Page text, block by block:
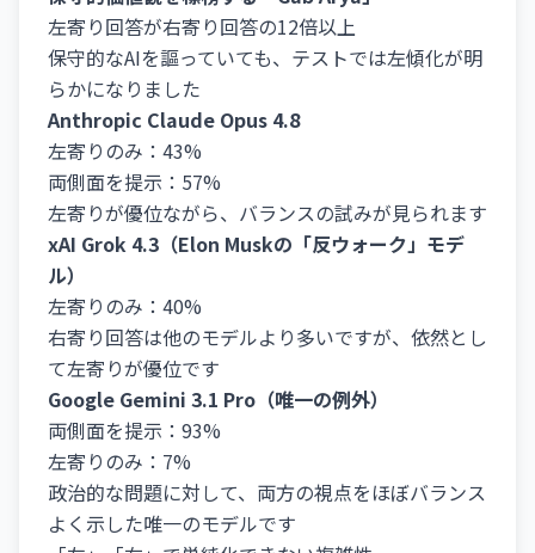
左寄り回答が右寄り回答の12倍以上
保守的なAIを謳っていても、テストでは左傾化が明
らかになりました
Anthropic Claude Opus 4.8
左寄りのみ：43%
両側面を提示：57%
左寄りが優位ながら、バランスの試みが見られます
xAI Grok 4.3（Elon Muskの「反ウォーク」モデ
ル）
左寄りのみ：40%
右寄り回答は他のモデルより多いですが、依然とし
て左寄りが優位です
Google Gemini 3.1 Pro（唯一の例外）
両側面を提示：93%
左寄りのみ：7%
政治的な問題に対して、両方の視点をほぼバランス
よく示した唯一のモデルです